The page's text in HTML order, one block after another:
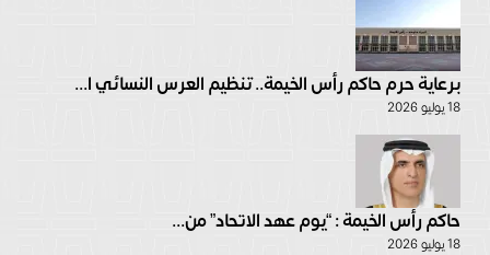
برعاية حرم حاكم رأس الخيمة.. تنظيم العرس النسائي ا...
18 يوليو 2026
حاكم رأس الخيمة : “يوم عهد الاتحاد” من...
18 يوليو 2026